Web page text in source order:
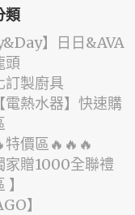
類
】️日日&AVA
頭
訂製廚具
電熱水器】快速購
特價區🔥🔥🔥
贈1000全聯禮
】️